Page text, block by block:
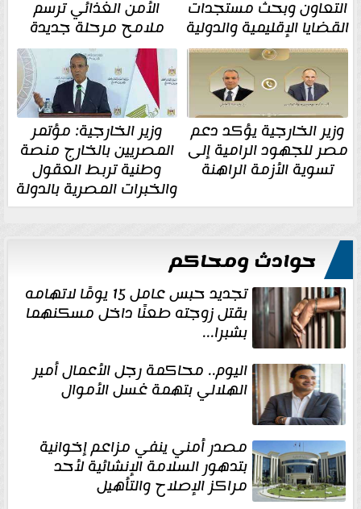
التعاون وبحث مستجدات
القضايا الإقليمية والدولية
الأمن الغذائي ترسم
ملامح مرحلة جديدة
وزير الخارجية يؤكد دعم
مصر للجهود الرامية إلى
تسوية الأزمة الراهنة
وزير الخارجية: مؤتمر
المصريين بالخارج منصة
وطنية تربط العقول
والخبرات المصرية بالدولة
حوادث ومحاكم
تجديد حبس عامل 15 يومًا لاتهامه
بقتل زوجته طعنًا داخل مسكنهما
بشبرا...
اليوم.. محاكمة رجل الأعمال أمير
الهلالي بتهمة غسل الأموال
مصدر أمني ينفي مزاعم إخوانية
بتدهور السلامة الإنشائية لأحد
مراكز الإصلاح والتأهيل